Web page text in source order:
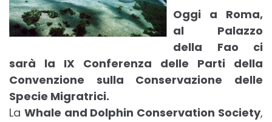
Oggi a Roma,
al Palazzo
della Fao ci
sarà la IX Conferenza delle Parti della
Convenzione sulla Conservazione delle
Specie Migratrici.
La Whale and Dolphin Conservation Society,